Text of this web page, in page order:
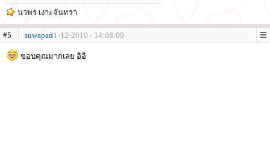
นวพร เงาะจันทรา
#5 suwapan31-12-2010 - 14:08:09
ขอบคุณมากเลย อิอิ